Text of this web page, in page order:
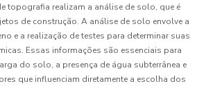
topografia realizam a análise de solo, que é
de construção. A análise de solo envolve a
e a realização de testes para determinar suas
Essas informações são essenciais para
do solo, a presença de água subterrânea e
que influenciam diretamente a escolha dos